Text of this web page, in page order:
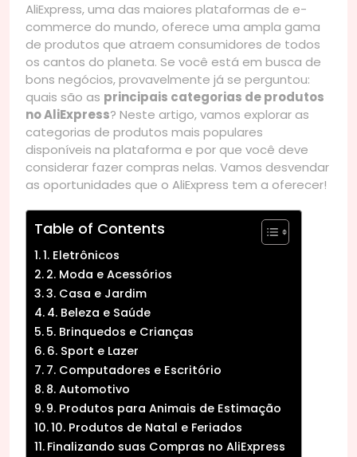
AliExpress, uma das maiores plataformas de e-
commerce do mundo, oferece uma ampla gama
de produtos que atraem consumidores de todos
os cantos do planeta. Se você está em busca de
bons negócios, provavelmente já se perguntou:
quais são as principais categorias de produtos
no AliExpress? Neste artigo, vamos explorar as
categorias de produtos mais populares
disponíveis na plataforma e por que você deve
considerar fazer compras nelas. Vamos desvendar
as oportunidades que o AliExpress tem a oferecer!
Table of Contents
1. Eletrônicos
2. Moda e Acessórios
3. Casa e Jardim
4. Beleza e Saúde
5. Brinquedos e Crianças
6. Sport e Lazer
7. Computadores e Escritório
8. Automotivo
9. Produtos para Animais de Estimação
10. Produtos de Natal e Feriados
Finalizando suas Compras no AliExpress